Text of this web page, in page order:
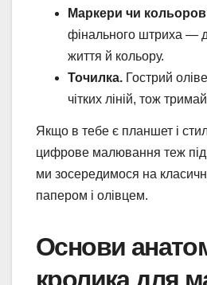
Маркери чи
фінального штриха —
життя й кольору.
Точилка. Гострий
чітких ліній, тож
Якщо в тебе є планшет і
цифрове малювання теж
ми зосередимося на
папером і олівцем.
Основи